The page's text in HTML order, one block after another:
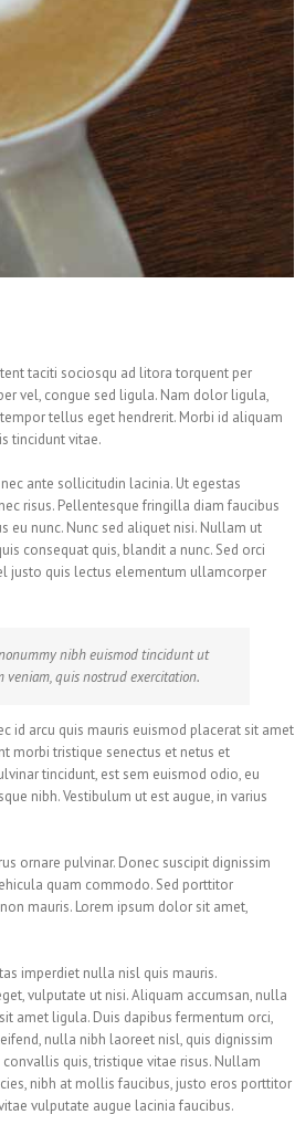
taciti sociosqu ad litora torquent per
vel, congue sed ligula. Nam dolor ligula,
tellus eget hendrerit. Morbi id aliquam
tincidunt vitae.
ante sollicitudin lacinia. Ut egestas
risus. Pellentesque fringilla diam faucibus
eu nunc. Nunc sed aliquet nisi. Nullam ut
consequat quis, blandit a nunc. Sed orci
justo quis lectus elementum ullamcorper
nibh euismod tincidunt ut
quis nostrud exercitation.
id arcu quis mauris euismod placerat sit amet
morbi tristique senectus et netus et
tincidunt, est sem euismod odio, eu
nibh. Vestibulum ut est augue, in varius
ornare pulvinar. Donec suscipit dignissim
quam commodo. Sed porttitor
mauris. Lorem ipsum dolor sit amet,
imperdiet nulla nisl quis mauris.
vulputate ut nisi. Aliquam accumsan, nulla
amet ligula. Duis dapibus fermentum orci,
nulla nibh laoreet nisl, quis dignissim
quis, tristique vitae risus. Nullam
nibh at mollis faucibus, justo eros porttitor
vulputate augue lacinia faucibus.